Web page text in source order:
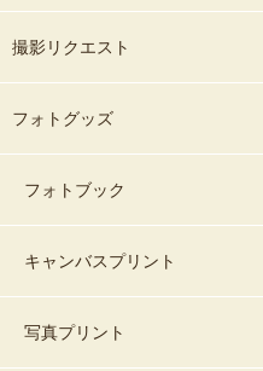
撮影リクエスト
フォトグッズ
フォトブック
キャンバスプリント
写真プリント